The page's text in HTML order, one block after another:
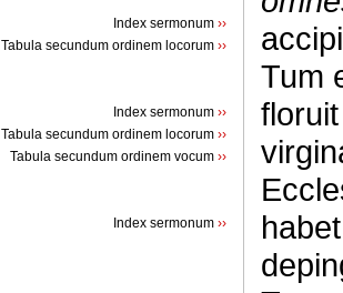
Index sermonum ››
Tabula secundum ordinem locorum ››
Index sermonum ››
Tabula secundum ordinem locorum ››
Tabula secundum ordinem vocum ››
Index sermonum ››
Tum